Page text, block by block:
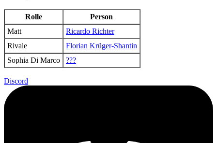
Rolle
Person
Matt
Ricardo Richter
Rivale
Florian Krüger-Shantin
Sophia Di Marco
???
Discord